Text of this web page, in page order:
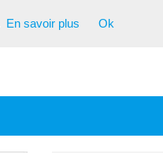
En savoir plus Ok